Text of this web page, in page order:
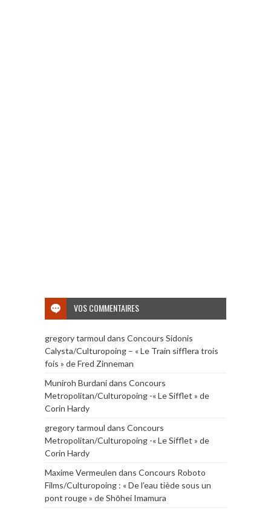
VOS COMMENTAIRES
gregory tarmoul dans Concours Sidonis
Calysta/Culturopoing – « Le Train sifflera trois
fois » de Fred Zinneman
Muniroh Burdanidans Concours
Metropolitan/Culturopoing -« Le Sifflet » de
Corin Hardy
gregory tarmoul dans Concours
Metropolitan/Culturopoing -« Le Sifflet » de
Corin Hardy
Maxime Vermeulen dans Concours Roboto
Films/Culturopoing : « De l’eau tiède sous un
pont rouge » de Shōhei Imamura